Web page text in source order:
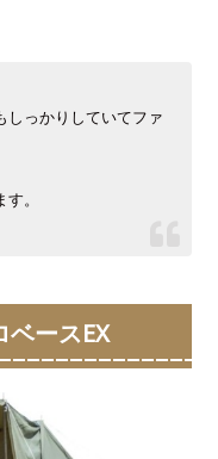
しっかりしていてファ
。
ベースEX